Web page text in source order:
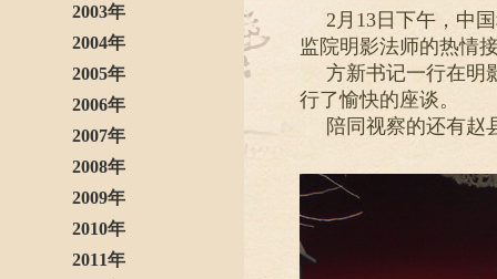
2003年
2004年
2005年
2006年
2007年
2008年
2009年
2010年
2011年
2月13日下午，中
监院明影法师的热情
方新书记一行在明
行了愉快的座谈。
陪同视察的还有赵